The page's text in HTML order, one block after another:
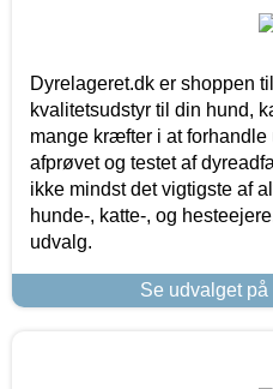
Dyrelageret.dk er shoppen
kvalitetsudstyr til din hund,
mange kræfter i at
afprøvet og testet af
ikke mindst det vigtigste af
hunde-, katte-, og
udvalg.
Se udvalget